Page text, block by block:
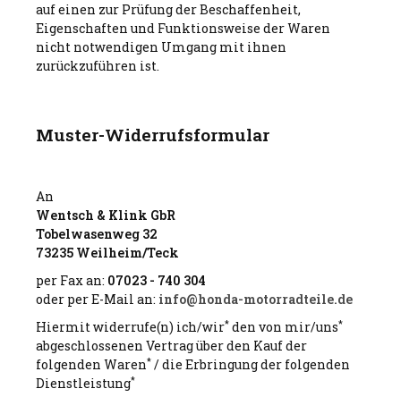
auf einen zur Prüfung der Beschaffenheit,
Eigenschaften und Funktionsweise der Waren
nicht notwendigen Umgang mit ihnen
zurückzuführen ist.
Muster-Widerrufsformular
An
Wentsch & Klink GbR
Tobelwasenweg 32
73235 Weilheim/Teck
per Fax an: 07023 - 740 304
oder per E-Mail an: info@honda-motorradteile.de
Hiermit widerrufe(n) ich/wir* den von mir/uns*
abgeschlossenen Vertrag über den Kauf der
folgenden Waren* / die Erbringung der folgenden
Dienstleistung*